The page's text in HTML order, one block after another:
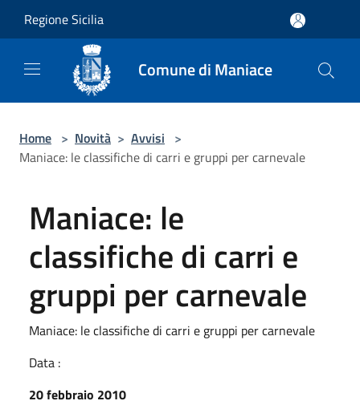
Regione Sicilia
Comune di Maniace
Home > Novità > Avvisi >
Maniace: le classifiche di carri e gruppi per carnevale
Maniace: le
classifiche di carri e
gruppi per carnevale
Maniace: le classifiche di carri e gruppi per carnevale
Data :
20 febbraio 2010